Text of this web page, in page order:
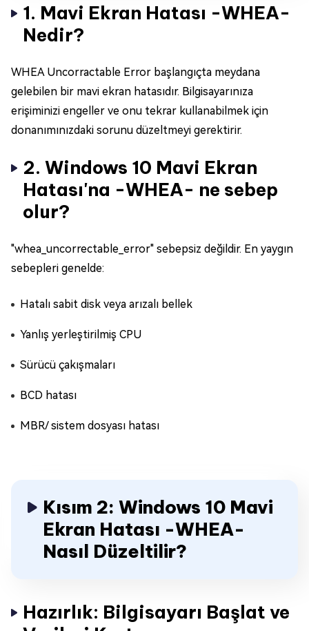
1. Mavi Ekran Hatası -WHEA-
Nedir?
WHEA Uncorractable Error başlangıçta meydana
gelebilen bir mavi ekran hatasıdır. Bilgisayarınıza
erişiminizi engeller ve onu tekrar kullanabilmek için
donanımınızdaki sorunu düzeltmeyi gerektirir.
2. Windows 10 Mavi Ekran
Hatası'na -WHEA- ne sebep
olur?
"whea_uncorrectable_error" sebepsiz değildir. En yaygın
sebepleri genelde:
Hatalı sabit disk veya arızalı bellek
Yanlış yerleştirilmiş CPU
Sürücü çakışmaları
BCD hatası
MBR/ sistem dosyası hatası
Kısım 2: Windows 10 Mavi
Ekran Hatası -WHEA-
Nasıl Düzeltilir?
Hazırlık: Bilgisayarı Başlat ve